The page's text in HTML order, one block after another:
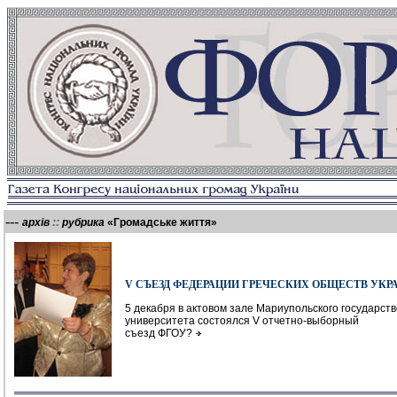
--- архів :: рубрика «Громадське життя»
V СЪЕЗД ФЕДЕРАЦИИ ГРЕЧЕСКИХ ОБЩЕСТВ
5 декабря в актовом зале Мариупольского
университета состоялся V отчетно-выборный
съезд ФГОУ?